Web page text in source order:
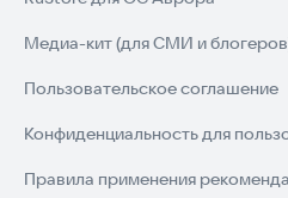
https://movetoplay.app/
Медиа-кит (для СМИ и
Пользовательское соглашение
Конфиденциальность для
Правила применения